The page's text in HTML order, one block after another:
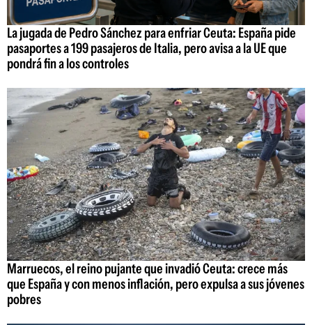
La jugada de Pedro Sánchez para enfriar Ceuta: España pide
pasaportes a 199 pasajeros de Italia, pero avisa a la UE que
pondrá fin a los controles
Marruecos, el reino pujante que invadió Ceuta: crece más
que España y con menos inflación, pero expulsa a sus jóvenes
pobres